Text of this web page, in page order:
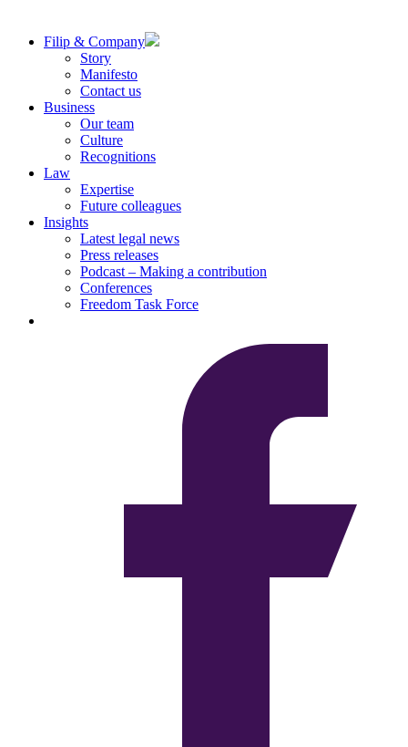
Filip & Company
Story
Manifesto
Contact us
Business
Our team
Culture
Recognitions
Law
Expertise
Future colleagues
Insights
Latest legal news
Press releases
Podcast – Making a contribution
Conferences
Freedom Task Force